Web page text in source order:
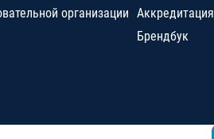
организации Аккредитация
Брендбук